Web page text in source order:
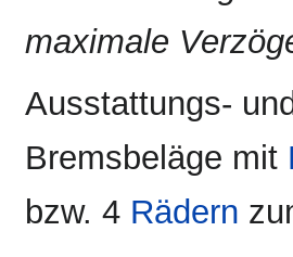
maximale
Ausstattungs-
Bremsbeläge mit
bzw. 4 Rädern